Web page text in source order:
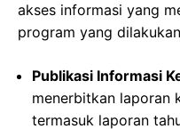
akses informasi yang
program yang
Publikasi Informasi
menerbitkan laporan
termasuk laporan